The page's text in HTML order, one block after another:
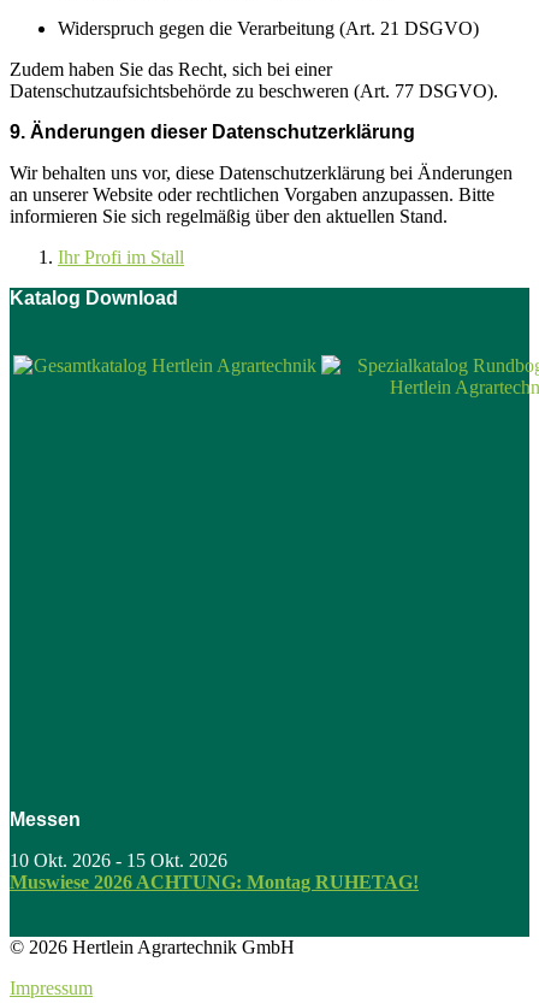
Widerspruch gegen die Verarbeitung (Art. 21 DSGVO)
Zudem haben Sie das Recht, sich bei einer
Datenschutzaufsichtsbehörde zu beschweren (Art. 77 DSGVO).
9. Änderungen dieser Datenschutzerklärung
Wir behalten uns vor, diese Datenschutzerklärung bei Änderungen
an unserer Website oder rechtlichen Vorgaben anzupassen. Bitte
informieren Sie sich regelmäßig über den aktuellen Stand.
Ihr Profi im Stall
Katalog Download
Messen
10 Okt. 2026 - 15 Okt. 2026
Muswiese 2026 ACHTUNG: Montag RUHETAG!
© 2026 Hertlein Agrartechnik GmbH
Impressum